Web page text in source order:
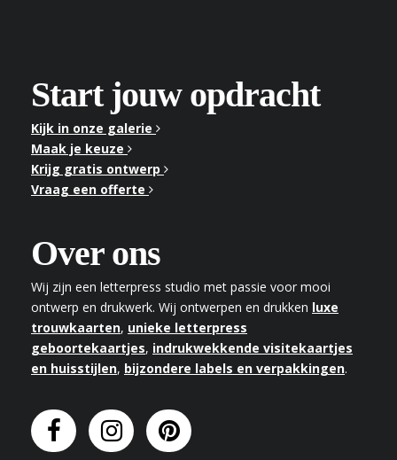
Start jouw opdracht
Kijk in onze galerie
Maak je keuze
Krijg gratis ontwerp
Vraag een offerte
Over ons
Wij zijn een letterpress studio met passie voor mooi
ontwerp en drukwerk. Wij ontwerpen en drukken luxe
trouwkaarten, unieke letterpress
geboortekaartjes, indrukwekkende visitekaartjes
en huisstijlen, bijzondere labels en verpakkingen.